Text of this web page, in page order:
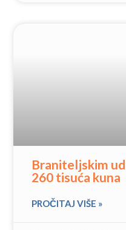
Braniteljskim
260 tisuća kuna
PROČITAJ VIŠE »